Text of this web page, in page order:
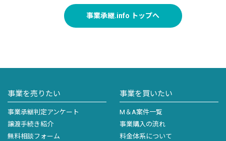
事業承継.info トップへ
事業を売りたい
事業承継判定アンケート
譲渡手続き紹介
無料相談フォーム
事業を買いたい
M＆A案件一覧
事業購入の流れ
料金体系について